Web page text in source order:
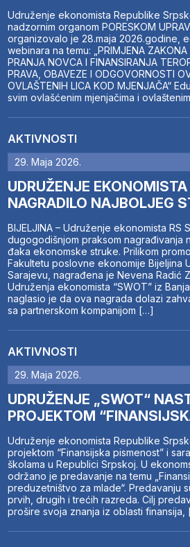
Udruženje ekonomista Republike
nadzornim organom PORESKOM
organizovalo je 28.maja 2026.godine,
webinara na temu: „PRIMJENA ZAKONA
PRANJA NOVCA I FINANSIRANJA
PRAVA, OBAVEZE I ODGOVORNOSTI
OVLAŠTENIH LICA KOD MJENJAČA“
svim ovlašćenim mjenjačima i
AKTIVNOSTI
29. Maja 2026.
UDRUŽENJE
NAGRADILO NAJBOLJEG
BIJELJINA – Udruženje ekonomista RS
dugogodišnjom praksom nagrađivanja
đaka ekonomske struke. Prilikom
Fakultetu poslovne ekonomije Bijeljina
Sarajevu, nagrađena je Nevena Radić
Udruženja ekonomista “SWOT” iz
naglasio je da ova nagrada dolazi
sa partnerskom kompanijom […]
AKTIVNOSTI
29. Maja 2026.
UDRUŽENJE „SWOT“
PROJEKTOM
Udruženje ekonomista Republike
projektom “Finansijska pismenost” i
školama u Republici Srpskoj. U
održano je predavanje na temu
preduzetništvo za mlade“. Predavanju
prvih, drugih i trećih razreda. Cilj
prošire svoja znanja iz oblasti finansija,